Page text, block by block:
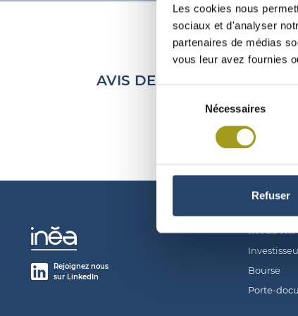
Les cookies nous
sociaux et d'analyser
partenaires de médias
vous leur avez fournies
consentement
Nécessaires
Refuser
AVIS DE CONVOCATION
Rejoignez nous
sur LinkedIn
INVESTIR
Bourse
Porte-